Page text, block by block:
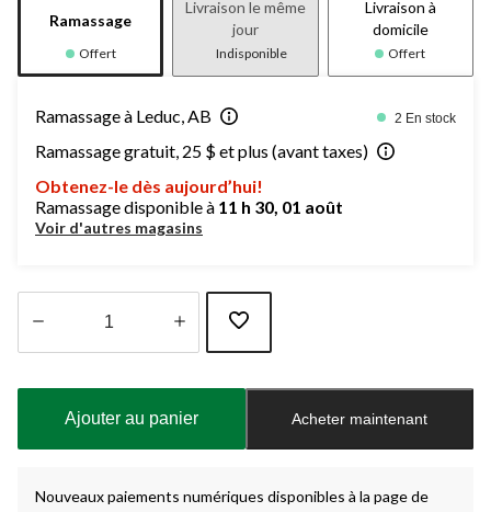
Ramassage
Offert
Livraison le même
jour
Indisponible
Livraison à
domicile
Offert
Ramassage à Leduc, AB 2 En stock
Ramassage gratuit, 25 $ et plus (avant taxes)
Obtenez-le dès aujourd’hui!
Ramassage disponible à 11 h 30, 01 août
Voir d'autres magasins
à
Ajouter au panier Acheter maintenant
Nouveaux paiements numériques disponibles à la page de